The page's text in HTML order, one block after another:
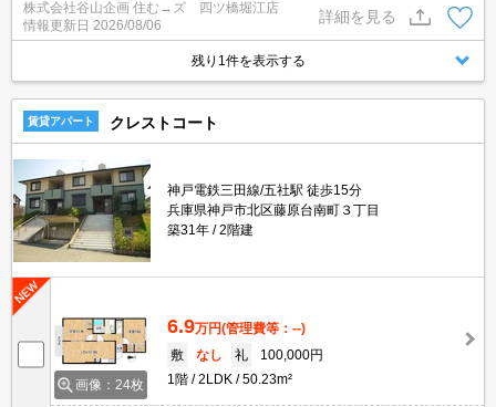
株式会社谷山企画 住む→ズ 四ツ橋堀江店
情報更新日 2026/08/06
詳細を見る
残り1件を表示する
賃貸アパート クレストコート
神戸電鉄三田線/五社駅 徒歩15分
兵庫県神戸市北区藤原台南町３丁目
築31年
2階建
画像：24枚
6.9万円(管理費等：--)
敷
なし 礼
100,000円
1階
2LDK 50.23m²